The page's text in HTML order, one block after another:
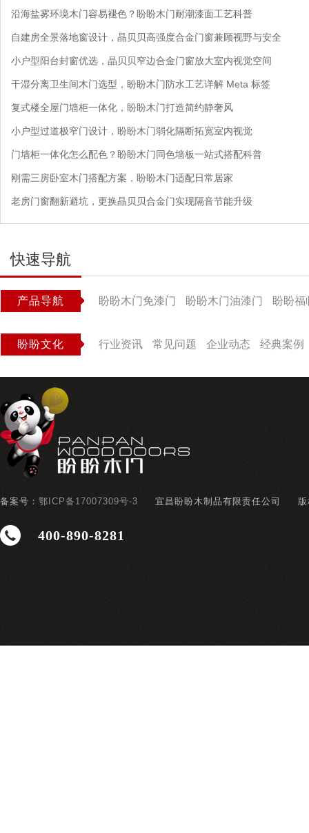
沿海盐雾环境木门容易褪色？盼盼木门耐潮漆面工艺科普
自建房全景落地窗设计，晶贝贝高强度合金门窗兼顾视野与安全
小户型阳台封窗优选，晶贝贝窄边合金门窗放大室内视觉空间
干湿分离卫生间木门选型，盼盼木门防水工艺详解 Meta 标签
复式楼全屋门墙柜一体化，盼盼木门打造简约静奢风
小户型过道极窄门设计，盼盼木门弱化隔断拓宽室内视觉
门墙柜一体化怎么配色？盼盼木门同色墙板一站式搭配科普
刚需三房卧室木门搭配方案，盼盼木门适配日常居家
老房门窗翻新避坑，更换晶贝贝合金门实现隔音节能升级
快速导航
产品导航 盼盼木门免漆门 盼盼木门油漆门 盼盼福
盼盼文化 行业资讯 常见问题 企业动态 经典案例
备案号： 鄂ICP备17007309号-3 宜昌盼盼木制品有限责任公司
400-890-8281